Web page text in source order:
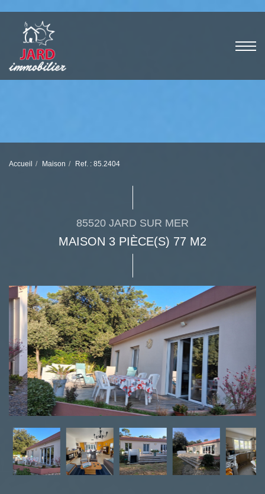
Accueil Maison Ref. : 85.2404
85520 JARD SUR MER
MAISON 3 PIÈCE(S) 77 M2